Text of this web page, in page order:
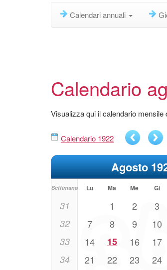
Calendari annuali
Calendario
Visualizza qui il calendario
Calendario 1922
Agosto
Settimana Lu Ma Me Gi
31 1 2 3
32 7 8 9 10
33 14 15 16 17
34 21 22 23 24